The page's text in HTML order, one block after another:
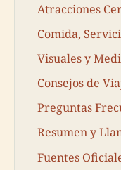
Atracciones
Comida,
Visuales y
Consejos de
Preguntas
Resumen y
Fuentes